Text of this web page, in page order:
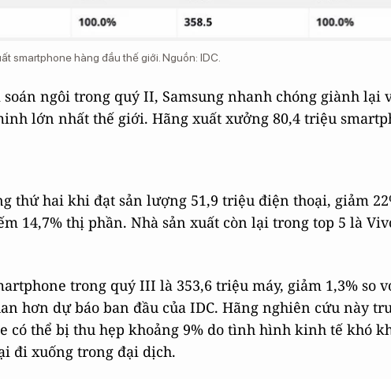
smartphone hàng đầu thế giới. Nguồn: IDC.
ngôi trong quý II, Samsung nhanh chóng giành lại
lớn nhất thế giới. Hãng xuất xưởng 80,4 triệu
thứ hai khi đạt sản lượng 51,9 triệu điện thoại, giảm
14,7% thị phần. Nhà sản xuất còn lại trong top 5 là
trong quý III là 353,6 triệu máy, giảm 1,3% so
hơn dự báo ban đầu của IDC. Hãng nghiên cứu này
có thể bị thu hẹp khoảng 9% do tình hình kinh tế khó
đi xuống trong đại dịch.